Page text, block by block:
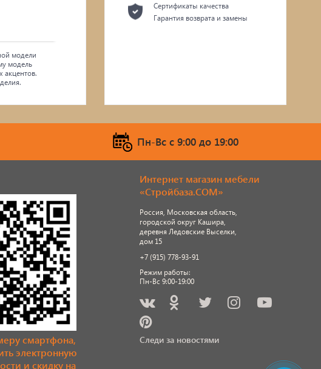
модели
модель
акцентов.
Сертификаты качества
Гарантия возврата и замены
Пн-Вс c 9:00 до 19:00
смартфона,
электронную
и скидку на
Интернет магазин мебели
«Стройбаза.COM»
Россия, Московская область,
городской округ Кашира,
деревня Ледовские Выселки,
дом 15
+7 (915) 778-93-91
Режим работы:
Пн-Вс 9:00-19:00
Следи за новостями